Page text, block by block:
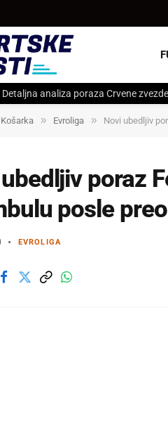
Detaljna analiza poraza Crvene
Košarka » Evroliga » Novi ubedljiv
poraz
posle
EVROLIGA